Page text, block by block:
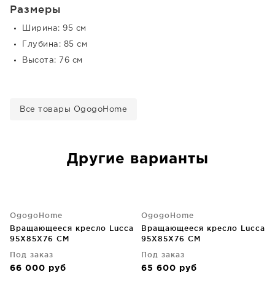
Размеры
Ширина: 95 см
Глубина: 85 см
Высота: 76 см
Все товары OgogoHome
Другие варианты
OgogoHome
Вращающееся кресло Lucca
95X85X76 CM
Под заказ
66 000 руб
OgogoHome
Вращающееся кресло Lucca
95X85X76 CM
Под заказ
65 600 руб